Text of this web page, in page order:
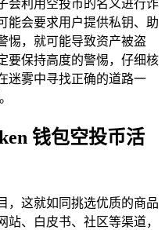
会利用空投币的名义进行诈
能会要求用户提供私钥、助
惕，就可能导致资产被盗
要保持高度的警惕，仔细核
迷雾中寻找正确的道路一
钱包空投币活
，这就如同挑选优质的商品
、白皮书、社区等渠道，